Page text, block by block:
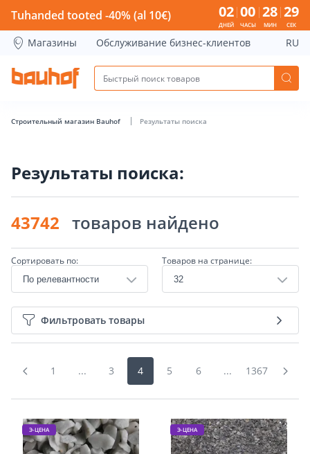
Страница поиска - Bauhof has loaded
Tuhanded tooted -40% (al 10€) 02
ДНЕЙ
00
ЧАСЫ
28
МИН
28
СЕК
Магазины Обслуживание бизнес-клиентов RU
Строительный магазин Bauhof Результаты поиска
Результаты поиска:
43742 товаров найдено
Сортировать по: Товаров на странице:
Фильтровать товары
1 ... 3 4 5 6 ... 1367
Э-ЦЕНА Э-ЦЕНА